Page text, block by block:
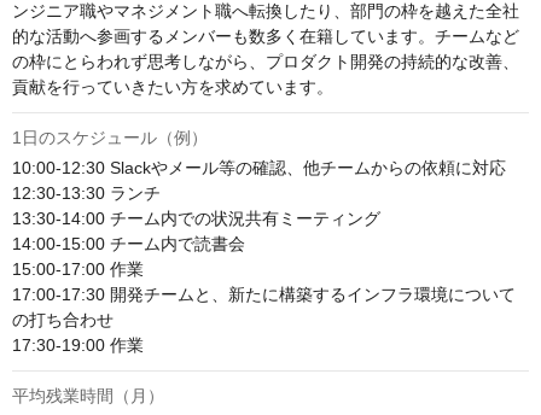
ンジニア職やマネジメント職へ転換したり、部門の枠を越えた全社
的な活動へ参画するメンバーも数多く在籍しています。チームなど
の枠にとらわれず思考しながら、プロダクト開発の持続的な改善、
貢献を行っていきたい方を求めています。
1日のスケジュール（例）
10:00-12:30 Slackやメール等の確認、他チームからの依頼に対応
12:30-13:30 ランチ
13:30-14:00 チーム内での状況共有ミーティング
14:00-15:00 チーム内で読書会
15:00-17:00 作業
17:00-17:30 開発チームと、新たに構築するインフラ環境について
の打ち合わせ
17:30-19:00 作業
平均残業時間（月）